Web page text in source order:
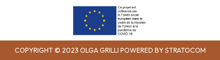
COPYRIGHT © 2023 OLGA GRILLI POWERED BY STRATOCOM